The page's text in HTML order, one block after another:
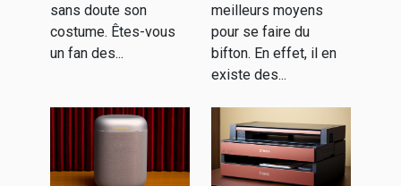
sans doute son
costume. Êtes-vous
un fan des...
meilleurs moyens
pour se faire du
bifton. En effet, il en
existe des...